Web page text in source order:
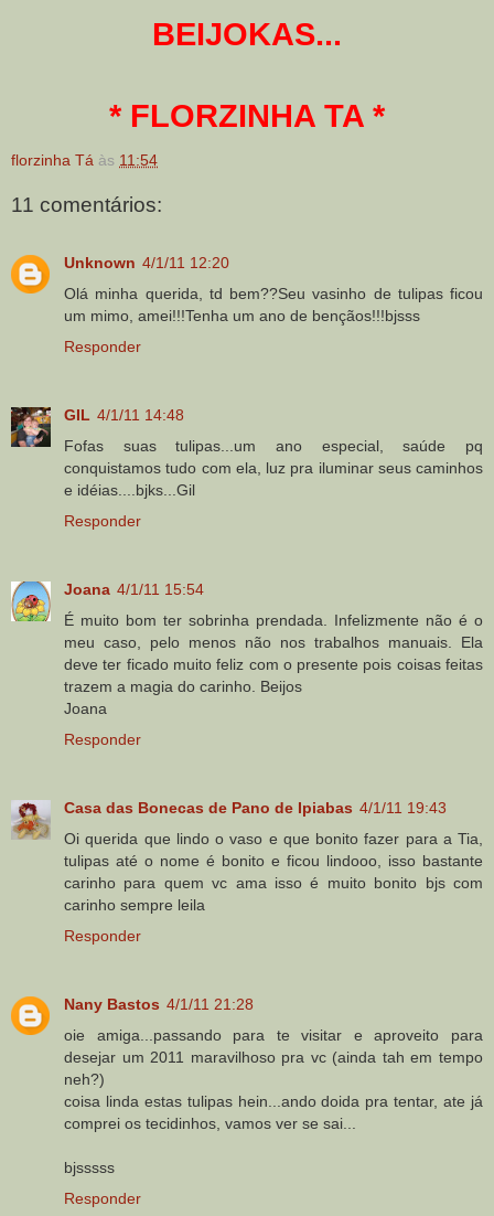
BEIJOKAS...
* FLORZINHA TA *
florzinha Tá às 11:54
11 comentários:
Unknown 4/1/11 12:20
Olá minha querida, td bem??Seu vasinho de tulipas ficou
um mimo, amei!!!Tenha um ano de bençãos!!!bjsss
Responder
GIL 4/1/11 14:48
Fofas suas tulipas...um ano especial, saúde pq
conquistamos tudo com ela, luz pra iluminar seus caminhos
e idéias....bjks...Gil
Responder
Joana 4/1/11 15:54
É muito bom ter sobrinha prendada. Infelizmente não é o
meu caso, pelo menos não nos trabalhos manuais. Ela
deve ter ficado muito feliz com o presente pois coisas feitas
trazem a magia do carinho. Beijos
Joana
Responder
Casa das Bonecas de Pano de Ipiabas 4/1/11 19:43
Oi querida que lindo o vaso e que bonito fazer para a Tia,
tulipas até o nome é bonito e ficou lindooo, isso bastante
carinho para quem vc ama isso é muito bonito bjs com
carinho sempre leila
Responder
Nany Bastos 4/1/11 21:28
oie amiga...passando para te visitar e aproveito para
desejar um 2011 maravilhoso pra vc (ainda tah em tempo
neh?)
coisa linda estas tulipas hein...ando doida pra tentar, ate já
comprei os tecidinhos, vamos ver se sai...
bjsssss
Responder